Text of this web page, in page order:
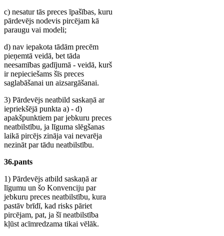
c) nesatur tās preces īpašības, kuru
pārdevējs nodevis pircējam kā
paraugu vai modeli;
d) nav iepakota tādām precēm
pieņemtā veidā, bet tāda
neesamības gadījumā - veidā, kurš
ir nepieciešams šīs preces
saglabāšanai un aizsargāšanai.
3) Pārdevējs neatbild saskaņā ar
iepriekšējā punkta a) - d)
apakšpunktiem par jebkuru preces
neatbilstību, ja līguma slēgšanas
laikā pircējs zināja vai nevarēja
nezināt par tādu neatbilstību.
36.pants
1) Pārdevējs atbild saskaņā ar
līgumu un šo Konvenciju par
jebkuru preces neatbilstību, kura
pastāv brīdī, kad risks pāriet
pircējam, pat, ja šī neatbilstība
kļūst acīmredzama tikai vēlāk.